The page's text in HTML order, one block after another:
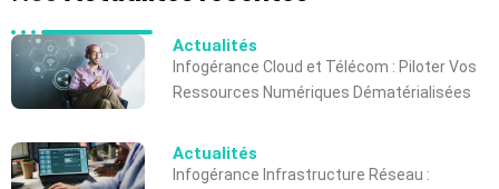
Actualités
Infogérance Cloud et Télécom : Piloter Vos
Ressources Numériques Dématérialisées
Actualités
Infogérance Infrastructure Réseau :